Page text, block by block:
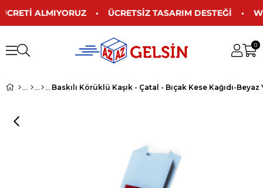
ALMIYORUZ • ÜCRETSİZ TASARIM DESTEĞİ •
0